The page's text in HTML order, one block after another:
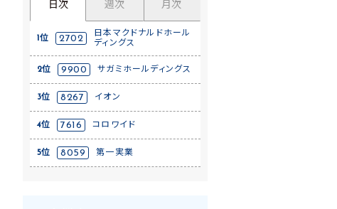
日次 週次 月次
1位 2702
日本マクドナルドホール
ディングス
2位 9900 サガミホールディングス
3位 8267 イオン
4位 7616 コロワイド
5位 8059 第一実業